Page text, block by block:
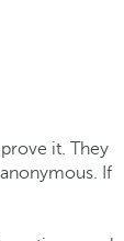
it. They
If